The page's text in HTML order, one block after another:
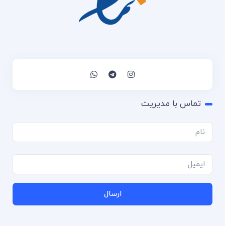
تماس با مدیریت
ارسال